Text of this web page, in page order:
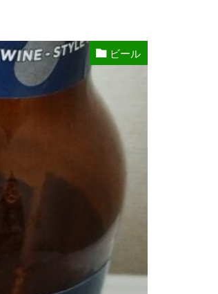
ビール